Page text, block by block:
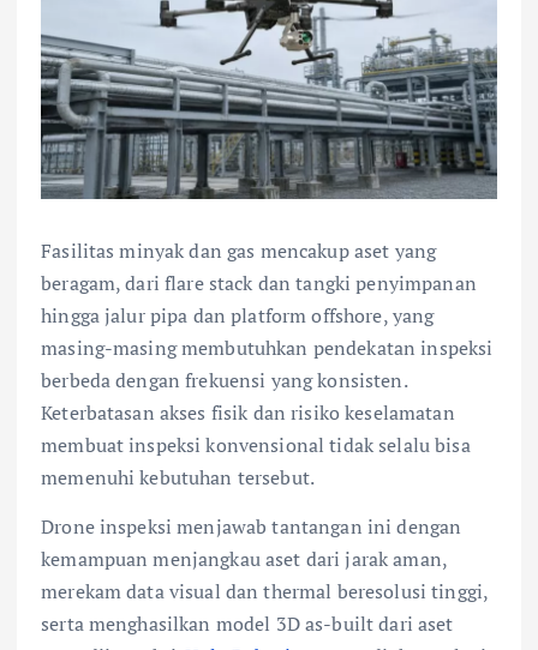
Fasilitas minyak dan gas mencakup aset yang
beragam, dari flare stack dan tangki penyimpanan
hingga jalur pipa dan platform offshore, yang
masing-masing membutuhkan pendekatan inspeksi
berbeda dengan frekuensi yang konsisten.
Keterbatasan akses fisik dan risiko keselamatan
membuat inspeksi konvensional tidak selalu bisa
memenuhi kebutuhan tersebut.
Drone inspeksi menjawab tantangan ini dengan
kemampuan menjangkau aset dari jarak aman,
merekam data visual dan thermal beresolusi tinggi,
serta menghasilkan model 3D as-built dari aset